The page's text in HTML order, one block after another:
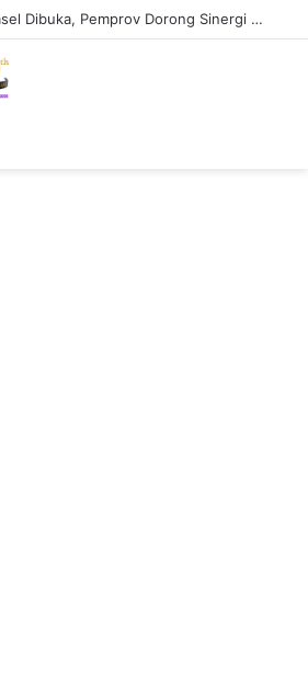
Musda XI MUI Sumsel Dibuka, Pemprov Dorong Sinergi Ulama dan Pemerintah Perkuat Pembangunan Daerah